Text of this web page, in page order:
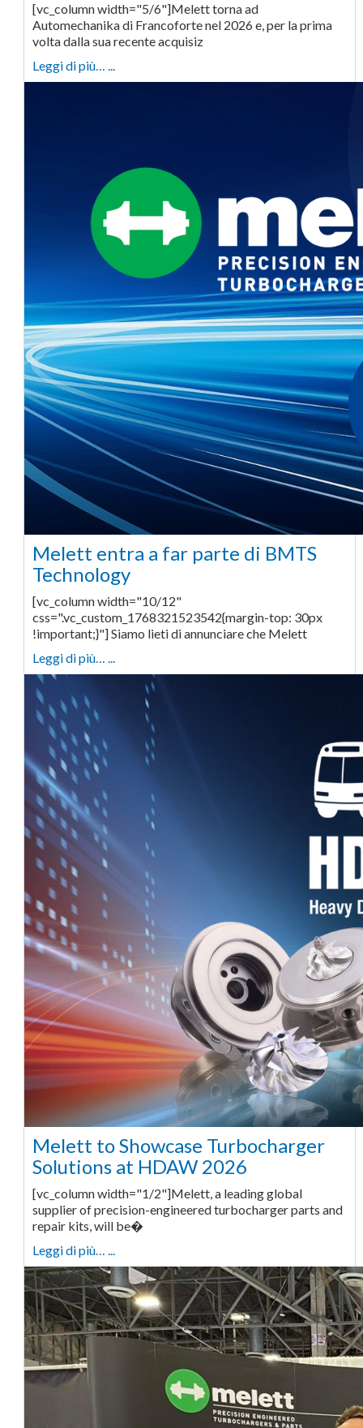
[vc_column width="5/6"]Melett torna ad
Automechanika di Francoforte nel 2026 e, per la prima
volta dalla sua recente acquisiz
Leggi di più… ...
Melett entra a far parte di BMTS
Technology
[vc_column width="10/12"
css=".vc_custom_1768321523542{margin-top: 30px
!important;}"] Siamo lieti di annunciare che Melett
Leggi di più… ...
Melett to Showcase Turbocharger
Solutions at HDAW 2026
[vc_column width="1/2"]Melett, a leading global
supplier of precision-engineered turbocharger parts and
repair kits, will be�
Leggi di più… ...